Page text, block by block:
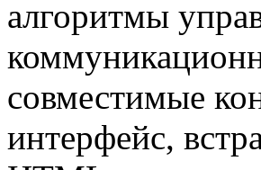
алгоритмы
совместимые
интерфейс,